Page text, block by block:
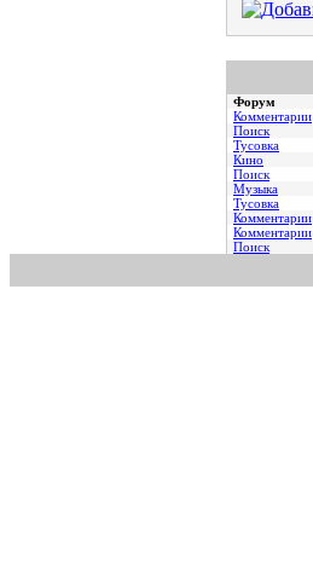
Форум
Комментарии
Поиск
Тусовка
Кино
Поиск
Музыка
Тусовка
Комментарии
Комментарии
Поиск